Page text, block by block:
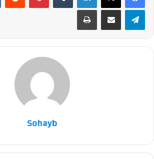
تلگرام اشتراک گذاری از طریق ایمیل چاپ
Sohayb